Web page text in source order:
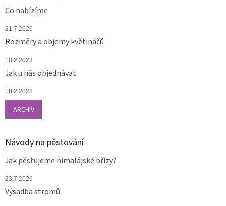
Co nabízíme
21.7.2026
Rozměry a objemy květináčů
18.2.2023
Jak u nás objednávat
18.2.2023
ARCHIV
Návody na pěstování
Jak pěstujeme himalájské břízy?
23.7.2026
Výsadba stromů